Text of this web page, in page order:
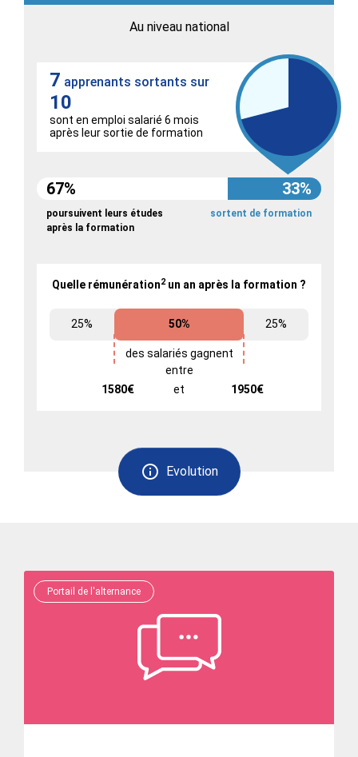
Au niveau national
Evolution
7 apprenants sortants sur
10
sont en emploi salarié 6 mois
après leur sortie de formation
67% 33%
poursuivent leurs études
après la formation
sortent de formation
Quelle rémunération2un an après la formation ?
25% 50%
des salariés gagnent
entre
1580€
et 1950€
25%
Portail de l'alternance